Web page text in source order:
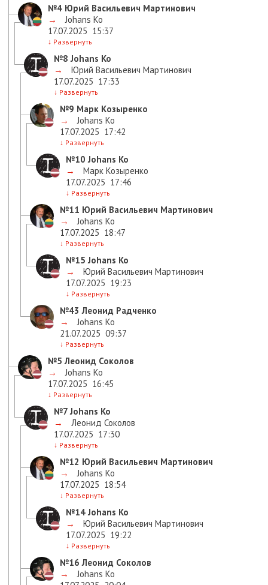
№4 Юрий Васильевич Мартинович
→
Johans Ko
17.07.2025 15:37
↓ Развернуть
№8 Johans Ko
→
Юрий Васильевич Мартинович
17.07.2025 17:33
↓ Развернуть
№9 Марк Козыренко
→
Johans Ko
17.07.2025 17:42
↓ Развернуть
№10 Johans Ko
→
Марк Козыренко
17.07.2025 17:46
↓ Развернуть
№11 Юрий Васильевич Мартинович
→
Johans Ko
17.07.2025 18:47
↓ Развернуть
№15 Johans Ko
→
Юрий Васильевич Мартинович
17.07.2025 19:23
↓ Развернуть
№43 Леонид Радченко
→
Johans Ko
21.07.2025 09:37
↓ Развернуть
№5 Леонид Соколов
→
Johans Ko
17.07.2025 16:45
↓ Развернуть
№7Johans Ko
→
Леонид Соколов
17.07.2025 17:30
↓ Развернуть
№12 Юрий Васильевич Мартинович
→
Johans Ko
17.07.2025 18:54
↓ Развернуть
№14Johans Ko
→
Юрий Васильевич Мартинович
17.07.2025 19:22
↓ Развернуть
№16 Леонид Соколов
→
Johans Ko